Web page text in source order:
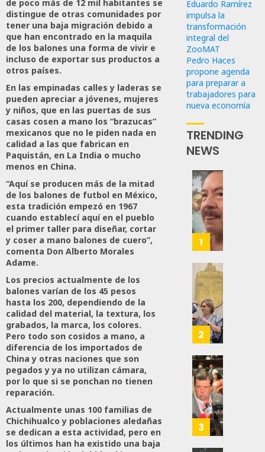
de poco más de 12 mil habitantes se
distingue de otras comunidades por
tener una baja migración debido a
que han encontrado en la maquila
de los balones una forma de vivir e
incluso de exportar sus productos a
otros países.
En las empinadas calles y laderas se
pueden apreciar a jóvenes, mujeres
y niños, que en las puertas de sus
casas cosen a mano los “brazucas”
mexicanos que no le piden nada en
calidad a las que fabrican en
Paquistán, en La India o mucho
menos en China.
“Aquí se producen más de la mitad
de los balones de futbol en México,
esta tradición empezó en 1967
cuando establecí aquí en el pueblo
el primer taller para diseñar, cortar
y coser a mano balones de cuero”,
comenta Don Alberto Morales
Adame.
Los precios actualmente de los
balones varían de los 45 pesos
hasta los 200, dependiendo de la
calidad del material, la textura, los
grabados, la marca, los colores.
Pero todo son cosidos a mano, a
diferencia de los importados de
China y otras naciones que son
pegados y ya no utilizan cámara,
por lo que si se ponchan no tienen
reparación.
Actualmente unas 100 familias de
Chichihualco y poblaciones aledañas
se dedican a esta actividad, pero en
los últimos han ha existido una baja
Eduardo Ramírez
impulsa la
transformación
integral del
ZooMAT
Pedro Haces
propone agenda
para preparar a
trabajadores para
nueva economía
TRENDING
NEWS
1
2
3